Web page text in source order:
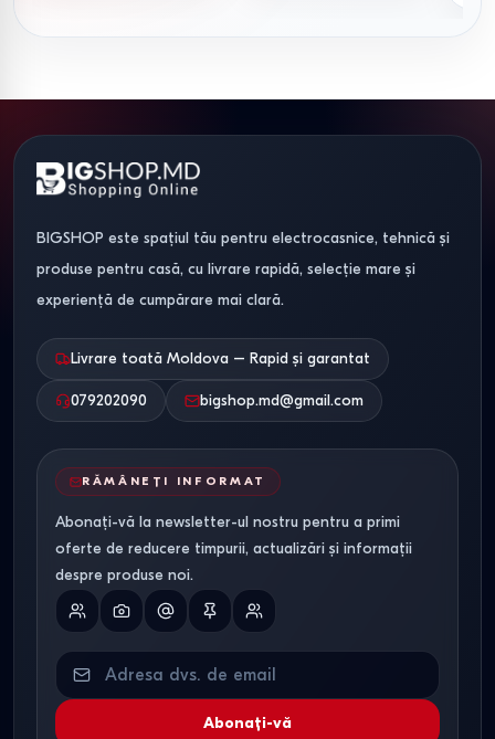
BIGSHOP este spațiul tău pentru electrocasnice, tehnică și
produse pentru casă, cu livrare rapidă, selecție mare și
experiență de cumpărare mai clară.
Livrare toată Moldova – Rapid și garantat
079202090 bigshop.md@gmail.com
RĂMÂNEȚI INFORMAT
Abonați-vă la newsletter-ul nostru pentru a primi
oferte de reducere timpurii, actualizări și informații
despre produse noi.
Abonați-vă